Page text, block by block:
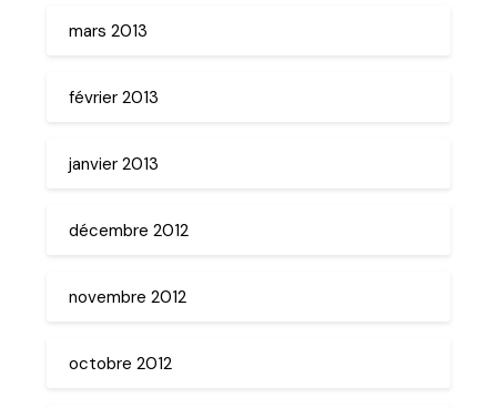
mars 2013
février 2013
janvier 2013
décembre 2012
novembre 2012
octobre 2012